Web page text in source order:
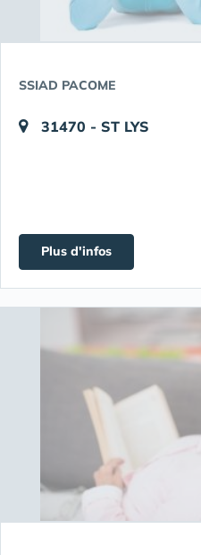
SSIAD PACOME
31470 - ST LYS
Plus d'infos